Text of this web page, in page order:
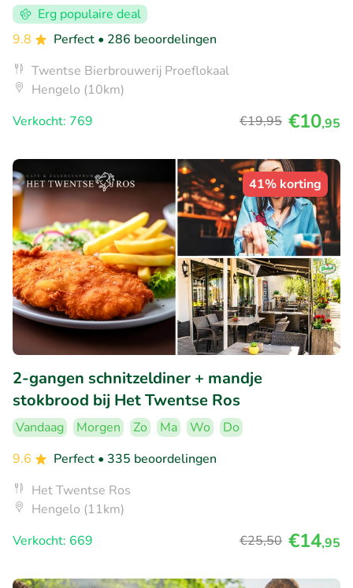
Erg populaire deal
9.8
Perfect • 286 beoordelingen
Twentse Bierbrouwerij Proeflokaal
Hengelo (10km)
Verkocht: 769
€19,95 €10,95
41% korting
2-gangen schnitzeldiner + mandje
stokbrood bij Het Twentse Ros
Vandaag Morgen Zo Ma Wo
Do
9.6
Perfect • 335 beoordelingen
Het Twentse Ros
Hengelo (11km)
Verkocht: 669
€25,50 €14,95